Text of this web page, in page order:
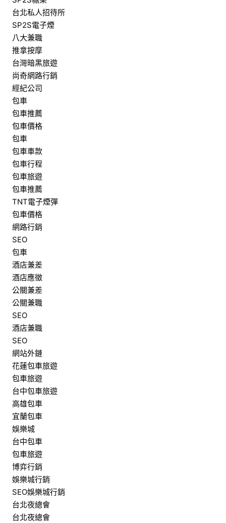
台北私人招待所
SP2S電子煙
八大兼職
推拿按摩
台灣暗黑旅遊
尚奇網路行銷
經紀公司
包車
包車推薦
包車價格
包車
包車車款
包車行程
包車旅遊
包車推薦
TNT電子煙彈
包車價格
網路行銷
SEO
包車
酒店兼差
酒店應徵
公關兼差
公關兼職
SEO
酒店兼職
SEO
網站外鏈
花蓮包車旅遊
包車旅遊
台中包車旅遊
高雄包車
宜蘭包車
娛樂城
台中包車
包車旅遊
博弈行銷
娛樂城行銷
SEO娛樂城行銷
台北夜總會
台北夜總會